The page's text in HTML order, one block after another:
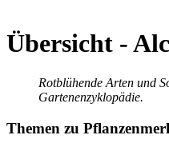
Übersicht -
Rotblühende Arten und
Gartenenzyklopädie.
Themen zu